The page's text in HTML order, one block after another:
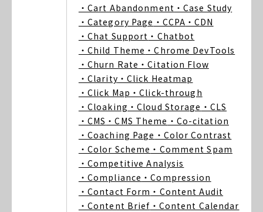
・Cart Abandonment ・Case Study
・Category Page ・CCPA ・CDN
・Chat Support ・Chatbot
・Child Theme ・Chrome DevTools
・Churn Rate ・Citation Flow
・Clarity ・Click Heatmap
・Click Map ・Click-through
・Cloaking ・Cloud Storage ・CLS
・CMS ・CMS Theme ・Co-citation
・Coaching Page ・Color Contrast
・Color Scheme ・Comment Spam
・Competitive Analysis
・Compliance ・Compression
・Contact Form ・Content Audit
・Content Brief ・Content Calendar